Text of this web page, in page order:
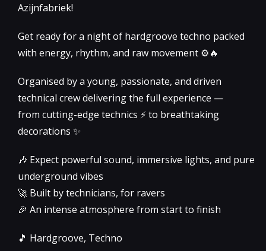
Azijnfabriek!
Get ready for a night of hardgroove techno packed
with energy, rhythm, and raw movement ⚙️🔥
Organised by a young, passionate, and driven
technical crew delivering the full experience —
from cutting-edge technics ⚡ to breathtaking
decorations ✨
🎶 Expect powerful sound, immersive lights, and pure
underground vibes
🚀 Built by technicians, for ravers
🎉 An intense atmosphere from start to finish
🎵 Hardgroove, Techno